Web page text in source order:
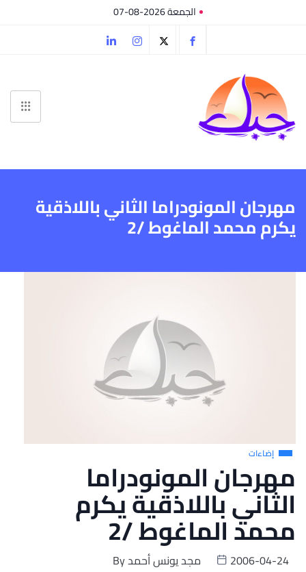
الجمعة 2026-08-07
مهرجان المونودراما الثاني باللاذقية
يكرم محمد الماغوط /2
إضاءات
مهرجان المونودراما
الثاني باللاذقية يكرم
محمد الماغوط /2
Byمجد يونس أحمد
2006-04-24